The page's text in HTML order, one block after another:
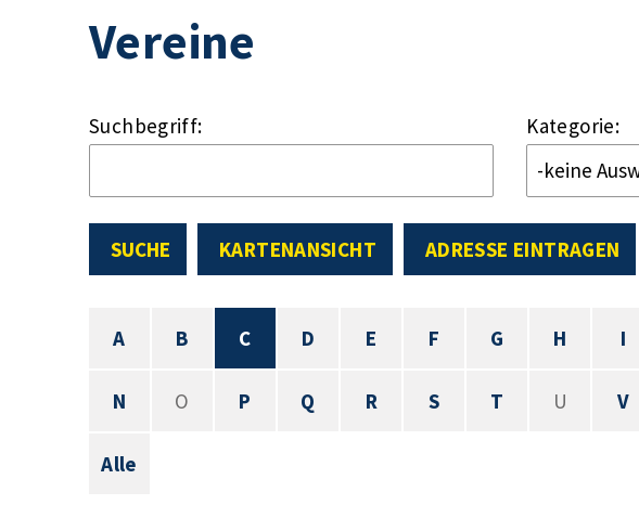
Vereine
Suchbegriff: Kategorie:
SUCHE ADRESSE EINTRAGEN
KARTENANSICHT
A B C D E F G H I
N O P Q R S T U V
Alle